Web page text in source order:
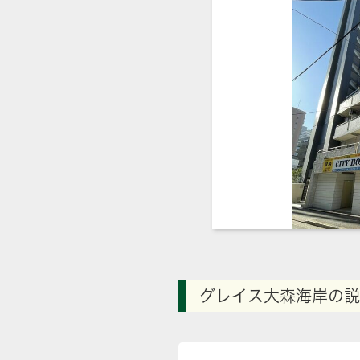
グレイス大森海岸の